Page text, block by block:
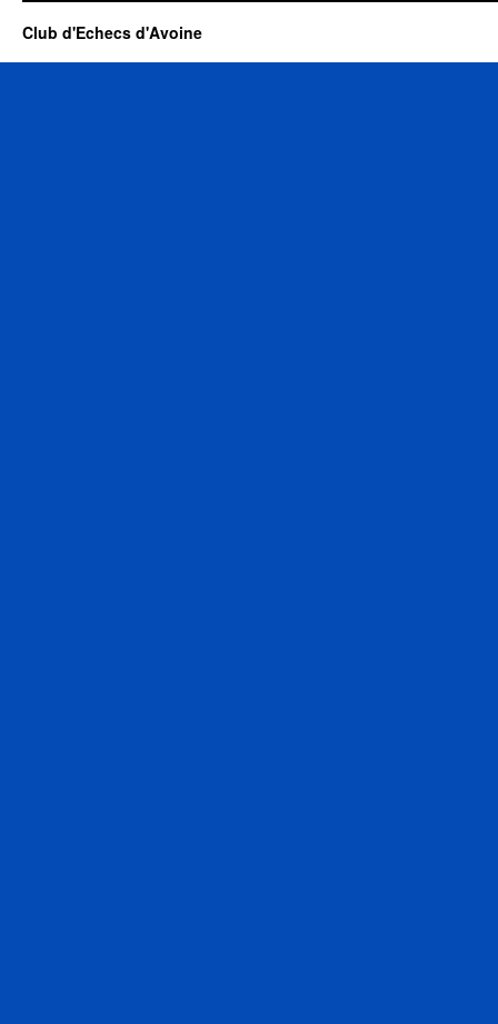
Club d'Echecs d'Avoine